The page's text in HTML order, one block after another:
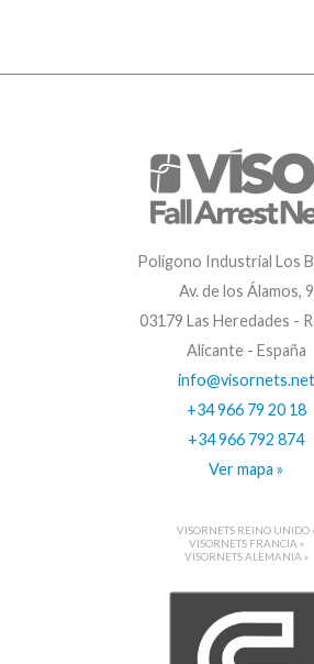
Polígono Industrial Los
Av. de los Álamos, 9
03179 Las Heredades -
Alicante - España
info@visornets.net
+34 966 79 20 18
+34 966 792 874
Ver mapa »
VISORNETS REINO UNIDO
VISORNETS FRANCIA »
VISORNETS ALEMANIA »